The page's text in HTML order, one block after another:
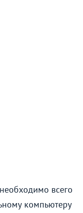
всего
компьютеру